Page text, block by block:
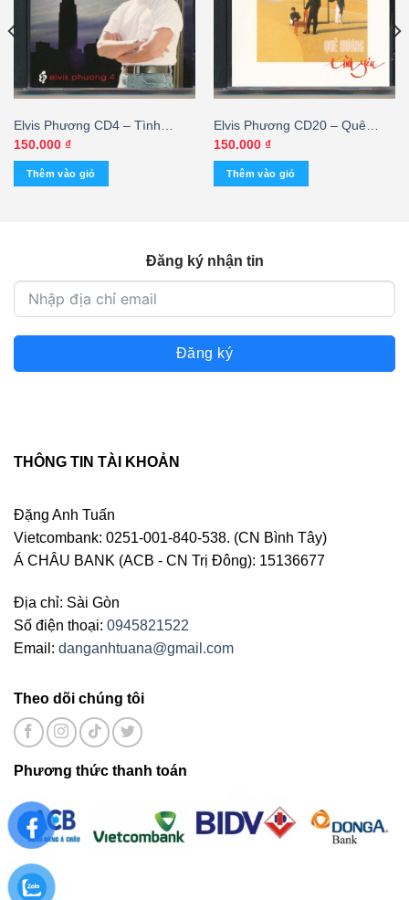
Elvis Phương CD4 – Tình
Muộn (tái bản) KGNEW – cái
150.000 ₫
Thêm vào giỏ
Elvis Phương CD20 – Quê
Hương Tình Yêu
150.000 ₫
Thêm vào giỏ
Đăng ký nhận tin
Đăng ký
THÔNG TIN TÀI KHOẢN
Đặng Anh Tuấn
Vietcombank: 0251-001-840-538. (CN Bình Tây)
Á CHÂU BANK (ACB - CN Trị Đông): 15136677
Địa chỉ: Sài Gòn
Số điện thoại: 0945821522
Email: danganhtuana@gmail.com
Theo dõi chúng tôi
Phương thức thanh toán